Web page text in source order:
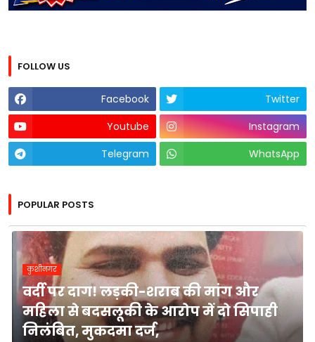
FOLLOW US
Facebook
Twitter
Youtube
Instagram
Telegram
WhatsApp
POPULAR POSTS
कुशीनगर
वर्दी पर दाग! लड़की-शराब की मांग और
महिला से बदसलूकी के आरोप में दो सिपाही
निलंबित, मुकदमा दर्ज,